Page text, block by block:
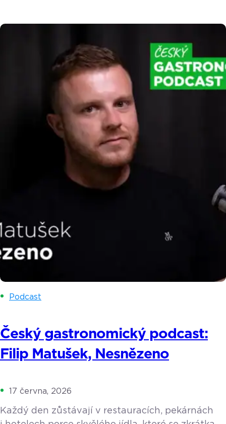
pokladnách. Přečtěte si kompletní přehled. Nová
asistentka Doty mění vzhled a nově funguje
v online adminu (vzdálené správě) i na mobilních
Podcast
Český gastronomický podcast:
Filip Matušek, Nesnězeno
17 června, 2026
Každý den zůstávají v restauracích, pekárnách